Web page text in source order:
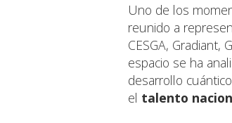
Uno de los
reunido a
CESGA, Gradiant,
espacio se ha
desarrollo
el talento